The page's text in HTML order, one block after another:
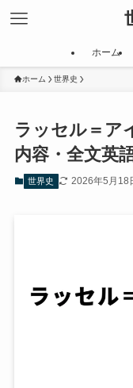
ホーム
ホーム 世界史
ラッセル＝ア
内容・全文英
世界史 2026年5月18